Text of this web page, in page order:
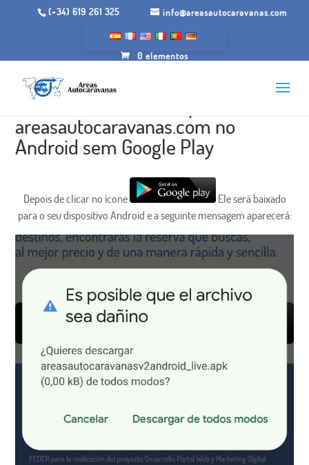
(+34) 619 261 325 info@areasautocaravanas.com
0 elementos
Como instalar nosso aplicativo
areasautocaravanas.com no
Android sem Google Play
Depois de clicar no ícone
Ele será baixado
para o seu dispositivo Android e a seguinte mensagem aparecerá: